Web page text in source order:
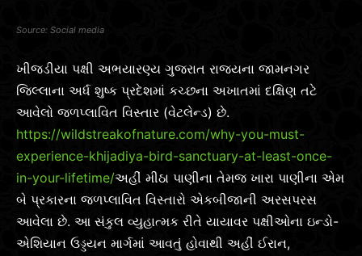
Social media
ખીજડીયા પક્ષી અભયારણ્ય ગુજરાત રાજ્યના જામનગર
જિલ્લાના અર્ધ શુષ્ક પ્રદેશમાં કચ્છના અખાતમાં દક્ષિણ તટે
આવેલો જળપ્લાવિત વિસ્તાર (વેટલેન્ડ) છે.
https://wildstreakofnature.com/why-you-must-
experience-khijadiya-bird-sanctuary-at-least-once-
in-your-lifetime/અહીં મીઠા પાણીના તેમજ ખારા પાણીના એમ
બે પ્રકારના જળપ્લાવિત વિસ્તારો એકબીજાની અરસપરસ
આવેલા છે. આ સંકુલ વ્યુહાત્મક રીતે યાયાવર પક્ષીઓના ઇન્ડો-
એશિયાન ઉડ્ડયન માર્ગમાં આવતું હોવાથી અહીં ઈરાન,